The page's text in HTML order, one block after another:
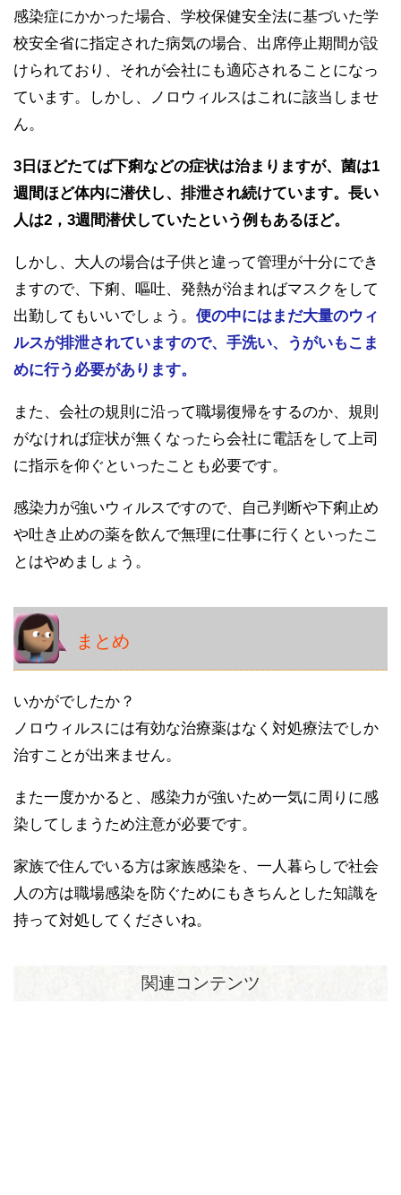
感染症にかかった場合、学校保健安全法に基づいた学
校安全省に指定された病気の場合、出席停止期間が設
けられており、それが会社にも適応されることになっ
ています。しかし、ノロウィルスはこれに該当しませ
ん。
3日ほどたてば下痢などの症状は治まりますが、菌は1
週間ほど体内に潜伏し、排泄され続けています。長い
人は2，3週間潜伏していたという例もあるほど。
しかし、大人の場合は子供と違って管理が十分にでき
ますので、下痢、嘔吐、発熱が治まればマスクをして
出勤してもいいでしょう。 便の中にはまだ大量のウィ
ルスが排泄されていますので、手洗い、うがいもこま
めに行う必要があります。
また、会社の規則に沿って職場復帰をするのか、規則
がなければ症状が無くなったら会社に電話をして上司
に指示を仰ぐといったことも必要です。
感染力が強いウィルスですので、自己判断や下痢止め
や吐き止めの薬を飲んで無理に仕事に行くといったこ
とはやめましょう。
まとめ
いかがでしたか？
ノロウィルスには有効な治療薬はなく対処療法でしか
治すことが出来ません。
また一度かかると、感染力が強いため一気に周りに感
染してしまうため注意が必要です。
家族で住んでいる方は家族感染を、一人暮らしで社会
人の方は職場感染を防ぐためにもきちんとした知識を
持って対処してくださいね。
関連コンテンツ